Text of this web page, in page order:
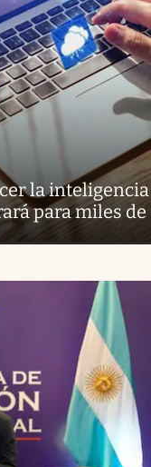
la inteligencia
para miles de